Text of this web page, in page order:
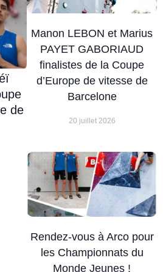
Régionale de la
leurs résultats et leur
engagement dans
une démarche de
haute performance,
Manon LEBON
PAYET-GABORIAUD
FONTAINE
(ASCUR), Léo
GROSSET (Austral
Roc), et Iloé CHERIF
MICHEL (Austral
premiers athlètes de
la Ligue FFME
de
Manon LEBON et Marius
PAYET GABORIAUD
finalistes de la Coupe
d’Europe de vitesse de
Barcelone
20 juillet 2026
Rendez-vous à Arco pour
les Championnats du
Monde Jeunes !